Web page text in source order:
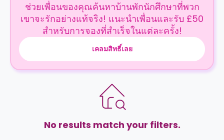
ช่วยเพื่อนของคุณค้นหาบ้านพักนักศึกษาที่พวก
เขาจะรักอย่างแท้จริง! แนะนำเพื่อนและรับ £50
สำหรับการจองที่สำเร็จในแต่ละครั้ง!
เคลมสิทธิ์เลย
No results match your filters.